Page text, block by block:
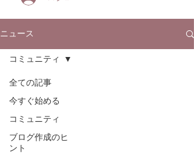
ニュース
全ての記事
今すぐ始める
コミュニティ
ブログ作成のヒ
ント
コミュニティ